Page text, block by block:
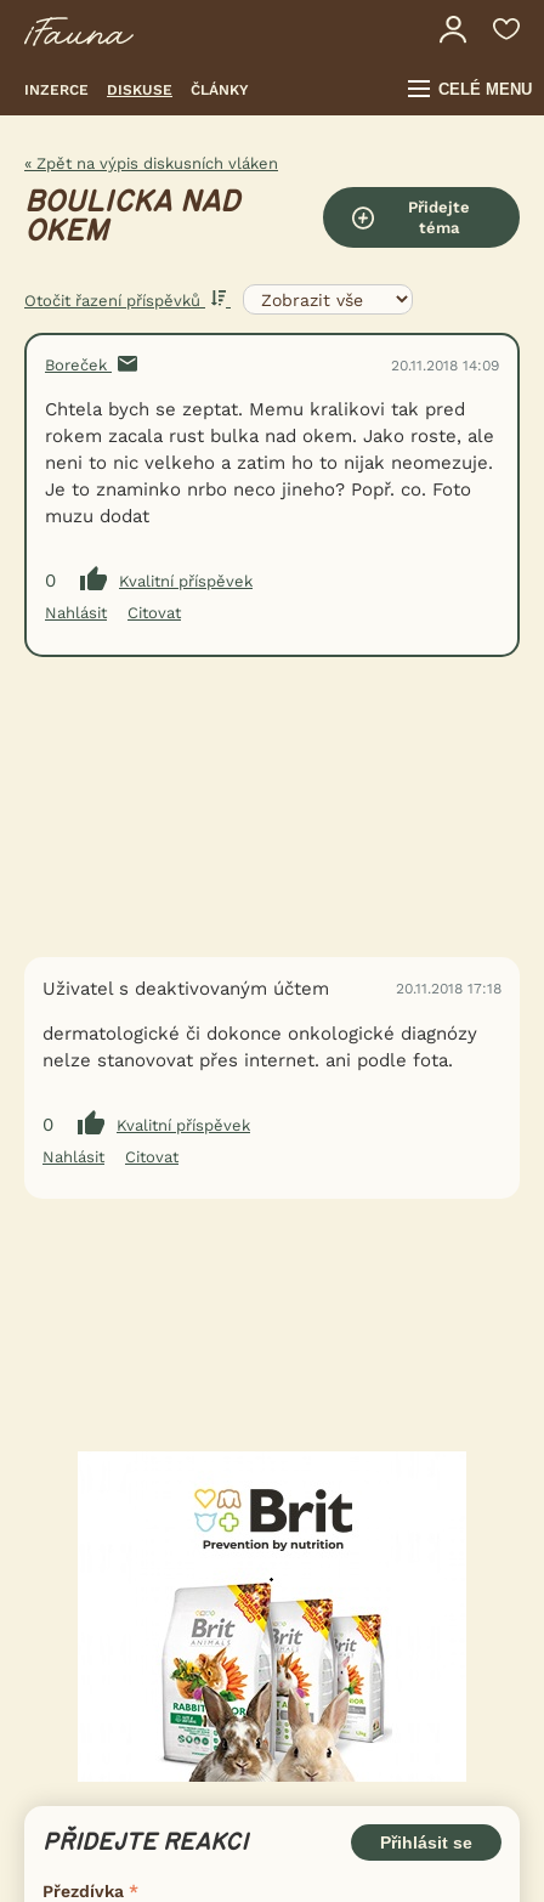
INZERCE DISKUSE ČLÁNKY CELÉ MENU
« Zpět na výpis diskusních vláken
BOULICKA NAD
OKEM
Přidejte
téma
Otočit řazení příspěvků
Boreček 20.11.2018 14:09
Chtela bych se zeptat. Memu kralikovi tak pred
rokem zacala rust bulka nad okem. Jako roste, ale
neni to nic velkeho a zatim ho to nijak neomezuje.
Je to znaminko nrbo neco jineho? Popř. co. Foto
muzu dodat
0
Kvalitní příspěvek
Nahlásit
Citovat
Uživatel s deaktivovaným účtem 20.11.2018 17:18
dermatologické či dokonce onkologické diagnózy
nelze stanovovat přes internet. ani podle fota.
0
Kvalitní příspěvek
Nahlásit
Citovat
PŘIDEJTE REAKCI Přihlásit se
Přezdívka